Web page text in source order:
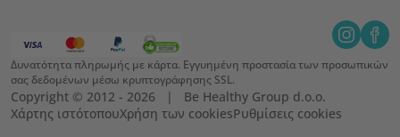
Δυνατότητα πληρωμής με κάρτα. Εγγυημένη προστασία των προσωπικών
σας δεδομένων μέσω κρυπτογράφησης SSL.
Copyright © 2012 - 2026   |   Be Healthy Group d.o.o.
Χάρτης ιστότοπουΧρήση των cookiesΡυθμίσεις cookies